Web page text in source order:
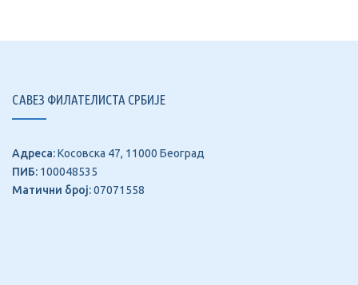
САВЕЗ ФИЛАТЕЛИСТА СРБИЈЕ
Адреса:Косовска 47, 11000 Београд
ПИБ: 100048535
Матични број:07071558